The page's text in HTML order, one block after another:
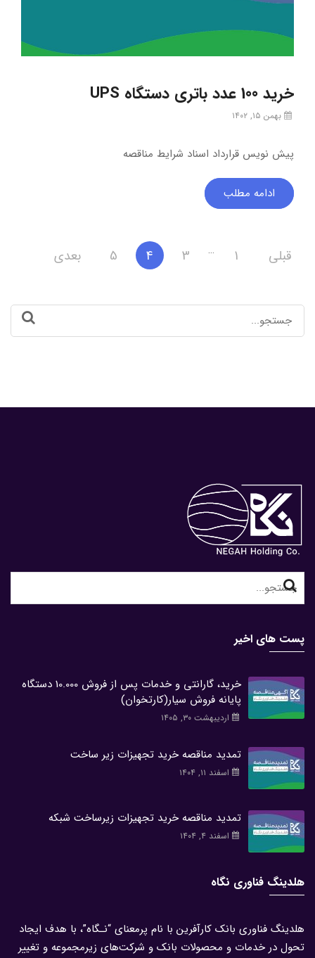
خرید 100 عدد باتری دستگاه UPS
بهمن ۱۵, ۱۴۰۲
پیش نویس قرارداد اسناد شرایط مناقصه
ادامه مطلب
صفحه‌بندی
قبلی 1
…
3
4
5 بعدی
for:
Search
for:
پست های اخیر
خرید، گارانتی و خدمات پس از فروش 10.000 دستگاه
پایانه فروش سیار(کارتخوان)
اردیبهشت ۳۰, ۱۴۰۵
تمدید مناقصه خرید تجهیزات زیر ساخت
اسفند ۱۱, ۱۴۰۴
تمدید مناقصه خرید تجهیزات زیرساخت شبکه
اسفند ۴, ۱۴۰۴
هلدینگ فناوری نگاه
هلدینگ فناوری بانک کارآفرین با نام پرمعنای “نـگاه”، با هدف ایجاد
تحول در خدمات و محصولات بانک و شرکت‌های زیرمجموعه و تغییر